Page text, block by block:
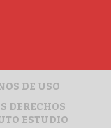
DERECHOS
ESTUDIO
DE USO